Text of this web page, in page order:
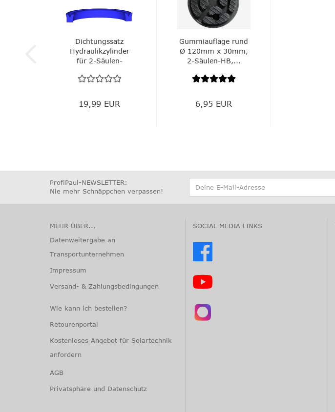
Dichtungssatz
Hydraulikzylinder
für 2-Säulen-
19,99 EUR
Gummiauflage rund
Ø 120mm x 30mm,
2-Säulen-HB,...
6,95 EUR
ProfiPaul-NEWSLETTER:
Nie mehr Schnäppchen verpassen!
MEHR ÜBER...
Datenweitergabe an
Transportunternehmen
Impressum
Versand- & Zahlungsbedingungen
Wie kann ich bestellen?
Retourenportal
Kostenloses Angebot für Solartechnik
anfordern
AGB
Privatsphäre und Datenschutz
SOCIAL MEDIA LINKS